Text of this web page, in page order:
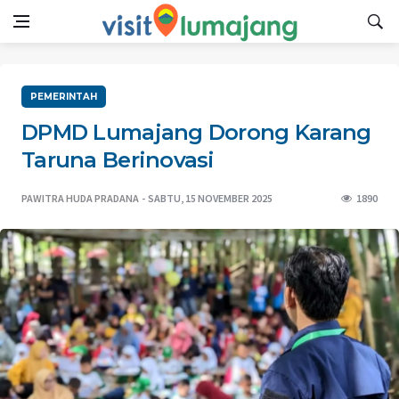
PEMERINTAH
DPMD Lumajang Dorong Karang
Taruna Berinovasi
PAWITRA HUDA PRADANA SABTU, 15 NOVEMBER 2025 1890